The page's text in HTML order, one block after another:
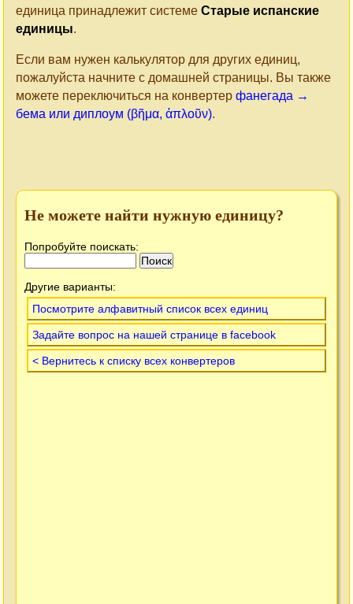
единица принадлежит системе Старые испанские
единицы.
Если вам нужен калькулятор для других единиц,
пожалуйста начните с домашней страницы. Вы также
можете переключиться на конвертер фанегада →
бема или диплоум (βῆμα, ἀπλοῦν).
Не можете найти нужную единицу?
Попробуйте поискать:
Другие варианты:
Посмотрите алфавитный список всех единиц
Задайте вопрос на нашей странице в facebook
< Вернитесь к списку всех конвертеров